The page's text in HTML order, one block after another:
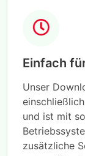
Einfach
Unser
und ist mit
zusätzliche